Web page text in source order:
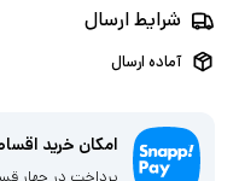
شرایط ارسال
آماده ارسال
امکان خرید